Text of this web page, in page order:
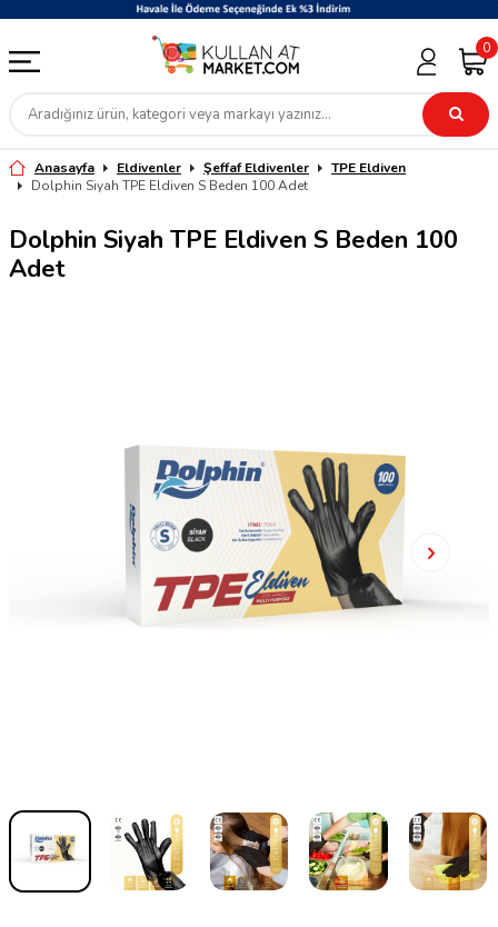
0
Anasayfa Eldivenler Şeffaf Eldivenler
TPE Eldiven
Dolphin Siyah TPE Eldiven S Beden 100 Adet
Dolphin Siyah TPE Eldiven S Beden 100
Adet